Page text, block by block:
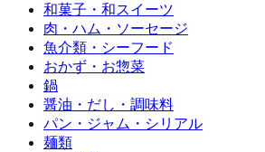
和菓子・和スイーツ
肉・ハム・ソーセージ
魚介類・シーフード
おかず・お惣菜
鍋
醤油・だし・調味料
パン・ジャム・シリアル
麺類